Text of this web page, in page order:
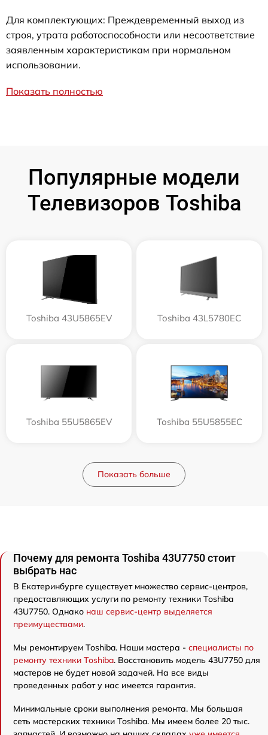
Для комплектующих: Преждевременный выход из
строя, утрата работоспособности или несоответствие
заявленным характеристикам при нормальном
использовании.
Показать полностью
Популярные модели
Телевизоров Toshiba
Toshiba 43U5865EV Toshiba 43L5780EC
Toshiba 55U5865EV Toshiba 55U5855EC
Показать больше
Почему для ремонта Toshiba 43U7750 стоит
выбрать нас
В Екатеринбурге существует множество сервис-центров,
предоставляющих услуги по ремонту техники Toshiba
43U7750. Однако наш сервис-центр выделяется
преимуществами.
Мы ремонтируем Toshiba. Наши мастера - специалисты по
ремонту техники Toshiba. Восстановить модель 43U7750 для
мастеров не будет новой задачей. На все виды
проведенных работ у нас имеется гарантия.
Минимальные сроки выполнения ремонта. Мы большая
сеть мастерских техники Toshiba. Мы имеем более 20 тыс.